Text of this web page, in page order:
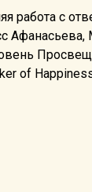
работа с
of